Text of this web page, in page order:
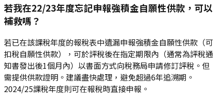
若我在22/23年度忘記申報強積金自願性供款，可以
補救嗎？
若已在該課稅年度的報稅表中遺漏申報強積金自願性供款（可
扣稅自願性供款），可於評稅後在指定期限內（通常為評稅通
知書發出後1個月內）以書面方式向稅務局申請修訂評稅。但
需提供供款證明。建議盡快處理，避免超過6年追溯期。
2024/25課稅年度則可在報稅時直接申報。